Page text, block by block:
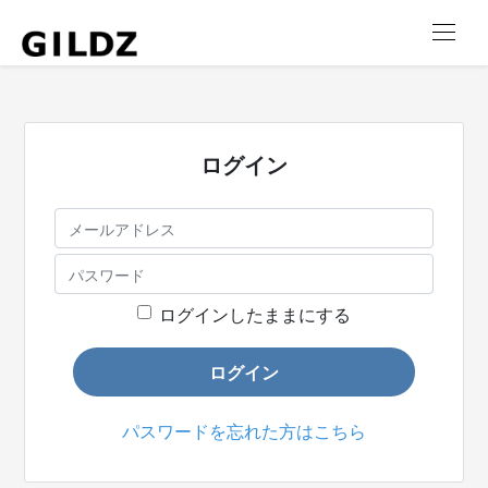
ログイン
ログインしたままにする
ログイン
パスワードを忘れた方はこちら